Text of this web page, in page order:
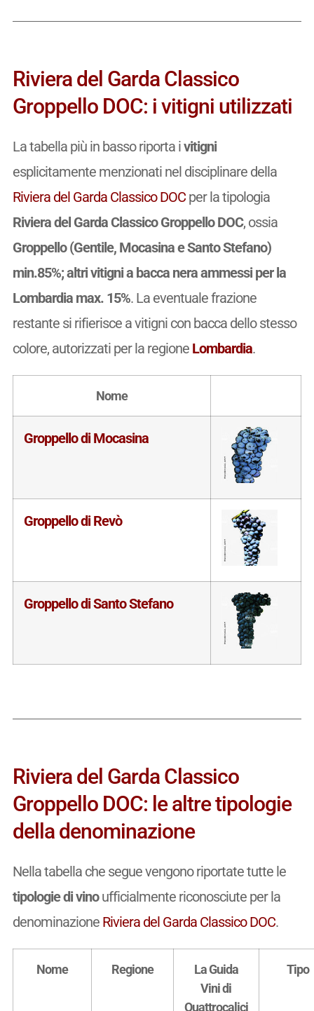
Riviera del Garda Classico
Groppello DOC: i vitigni utilizzati
La tabella più in basso riporta ivitigni
esplicitamente menzionati nel disciplinare della
Riviera del Garda Classico DOCper la tipologia
Riviera del Garda Classico Groppello DOC, ossia
Groppello (Gentile, Mocasina e Santo Stefano)
min.85%; altri vitigni a bacca nera ammessi per la
Lombardia max. 15%. La eventuale frazione
restante si rifierisce a vitigni con bacca dello stesso
colore, autorizzati per la regione Lombardia.
Nome
Groppello di Mocasina
Groppello di Revò
Groppello di Santo Stefano
Riviera del Garda Classico
Groppello DOC: le altre tipologie
della denominazione
Nella tabella che segue vengono riportate tutte le
tipologie di vinoufficialmente riconosciute per la
denominazione Riviera del Garda Classico DOC.
Nome Regione
La Guida
Vini di
Quattrocalici
Tipo